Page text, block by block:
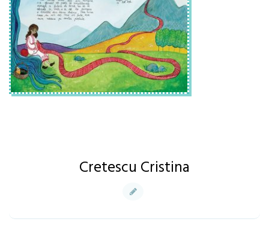
Cretescu Cristina